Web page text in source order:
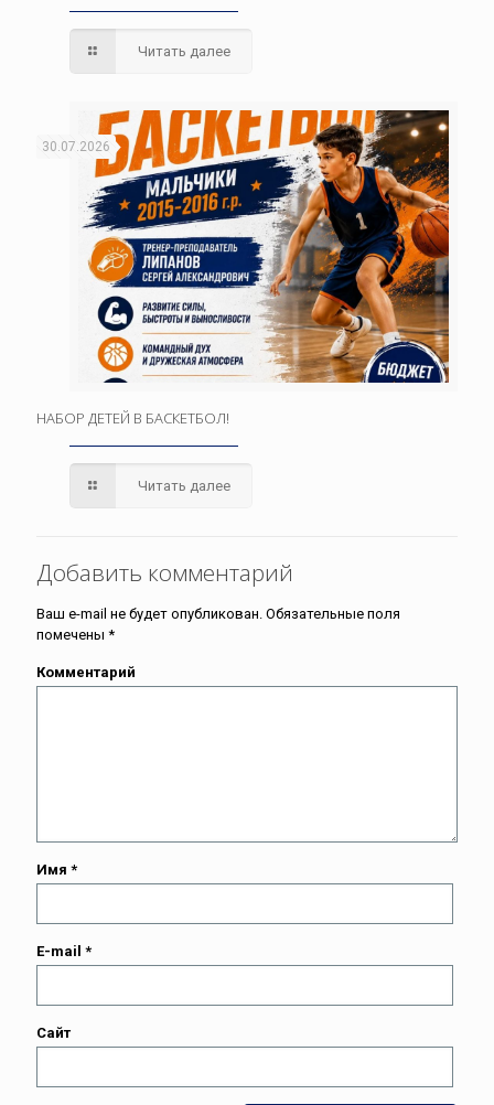
Читать далее
30.07.2026
НАБОР ДЕТЕЙ В БАСКЕТБОЛ!
Читать далее
Добавить комментарий
Ваш e-mail не будет опубликован. Обязательные поля
помечены *
Комментарий
Имя *
E-mail *
Сайт